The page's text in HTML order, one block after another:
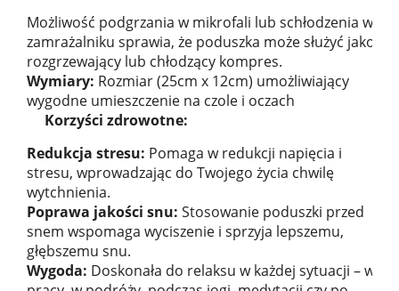
Możliwość podgrzania w mikrofali lub schłodzenia w
zamrażalniku sprawia, że poduszka może służyć jako
rozgrzewający lub chłodzący kompres.
Wymiary: Rozmiar (25cm x 12cm) umożliwiający
wygodne umieszczenie na czole i oczach
Korzyści zdrowotne:
Redukcja stresu: Pomaga w redukcji napięcia i
stresu, wprowadzając do Twojego życia chwilę
wytchnienia.
Poprawa jakości snu: Stosowanie poduszki przed
snem wspomaga wyciszenie i sprzyja lepszemu,
głębszemu snu.
Wygoda: Doskonała do relaksu w każdej sytuacji – w